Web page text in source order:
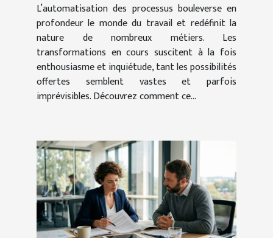
L’automatisation des processus bouleverse en
profondeur le monde du travail et redéfinit la
nature de nombreux métiers. Les
transformations en cours suscitent à la fois
enthousiasme et inquiétude, tant les possibilités
offertes semblent vastes et parfois
imprévisibles. Découvrez comment ce...